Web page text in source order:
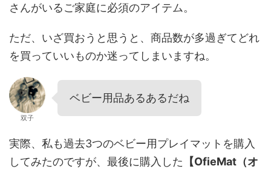
さんがいるご家庭に必須のアイテム。
ただ、いざ買おうと思うと、商品数が多過ぎてどれ
を買っていいものか迷ってしまいますね。
双子
ベビー用品あるあるだね
実際、私も過去3つのベビー用プレイマットを購入
してみたのですが、最後に購入した 【OfieMat（オ